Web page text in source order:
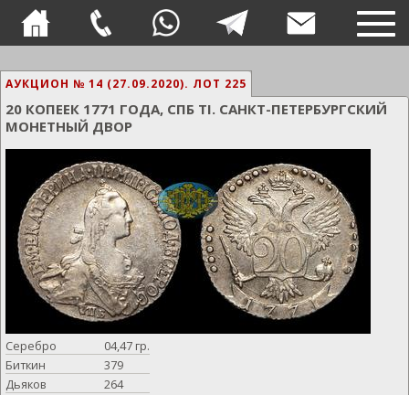
АУКЦИОН № 14 (27.09.2020). ЛОТ 225
20 КОПЕЕК 1771 ГОДА, СПБ TI. САНКТ-ПЕТЕРБУРГСКИЙ
МОНЕТНЫЙ ДВОР
Серебро
04,47 гр.
Биткин
379
Дьяков
264